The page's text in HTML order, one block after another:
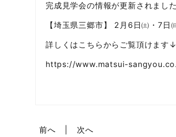
完成見学会の情報が更新されました
【埼玉県三郷市】 2月6日㈯・7日
詳しくはこちらからご覧頂けま
https://www.matsui-
前へ 次へ